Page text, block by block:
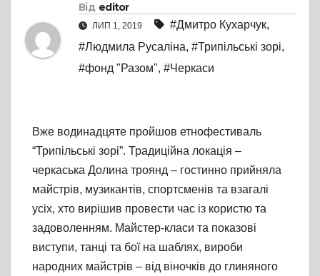
Від editor
ЛИП 1, 2019 #Дмитро Кухарчук,
#Людмила Русаліна, #Трипільські зорі,
#фонд "Разом", #Черкаси
Вже водинадцяте пройшов етнофестиваль
“Трипільські зорі”. Традиційна локація –
черкаська Долина троянд – гостинно прийняла
майстрів, музикантів, спортсменів та взагалі
усіх, хто вирішив провести час із користю та
задоволенням. Майстер-класи та показові
виступи, танці та бої на шаблях, вироби
народних майстрів – від віночків до глиняного